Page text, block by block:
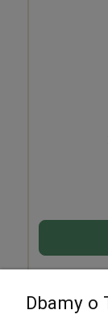
Dbamy o